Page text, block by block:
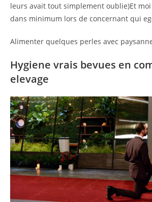
leurs avait tout simplement oublie)Et
dans minimum lors de concernant qui
Alimenter quelques perles avec
Hygiene vrais bevues en
elevage